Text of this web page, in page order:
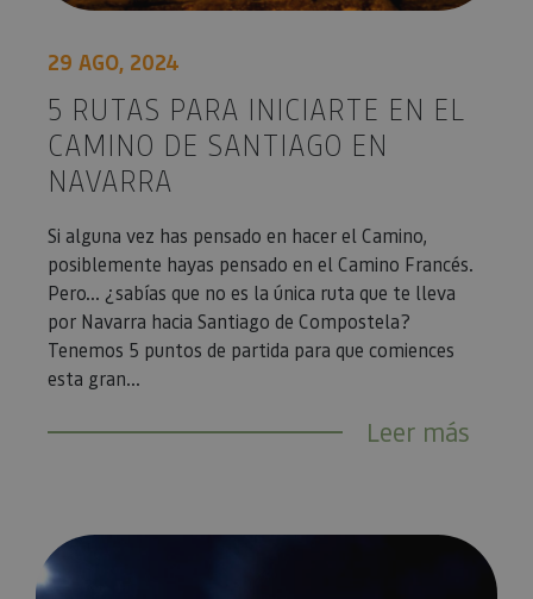
29 AGO, 2024
5 RUTAS PARA INICIARTE EN EL
CAMINO DE SANTIAGO EN
NAVARRA
Si alguna vez has pensado en hacer el Camino,
posiblemente hayas pensado en el Camino Francés.
Pero… ¿sabías que no es la única ruta que te lleva
por Navarra hacia Santiago de Compostela?
Tenemos 5 puntos de partida para que comiences
esta gran...
Leer más
4 rutas con leyenda en Navarra